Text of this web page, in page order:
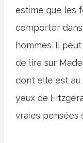
estime que les
comporter
hommes. Il
de lire sur
dont elle est au
yeux de
vraies pensées